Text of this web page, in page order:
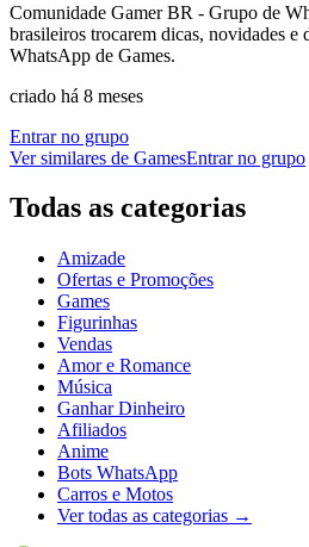
Comunidade Gamer BR - Grupo de
brasileiros trocarem dicas, novidades
WhatsApp de Games.
criado há 8 meses
Entrar no grupo
Ver similares de GamesEntrar no grupo
Todas as categorias
Amizade
Ofertas e Promoções
Games
Figurinhas
Vendas
Amor e Romance
Música
Ganhar Dinheiro
Afiliados
Anime
Bots WhatsApp
Carros e Motos
Ver todas as categorias →